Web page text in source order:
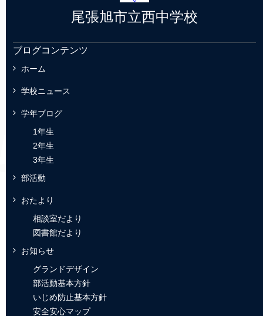
尾張旭市立西中学校
ブログコンテンツ
ホーム
学校ニュース
学年ブログ
1年生
2年生
3年生
部活動
おたより
相談室だより
図書館だより
お知らせ
グランドデザイン
部活動基本方針
いじめ防止基本方針
安全安心マップ